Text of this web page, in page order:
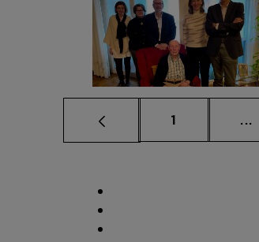
Página
1 ...